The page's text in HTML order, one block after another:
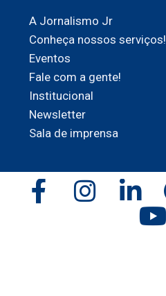
A Jornalismo Jr
Conheça nossos serviços!
Eventos
Fale com a gente!
Institucional
Newsletter
Sala de imprensa